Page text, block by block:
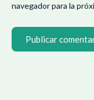
navegador para la